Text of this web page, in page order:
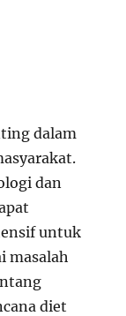
dalam
dan
untuk
masalah
diet